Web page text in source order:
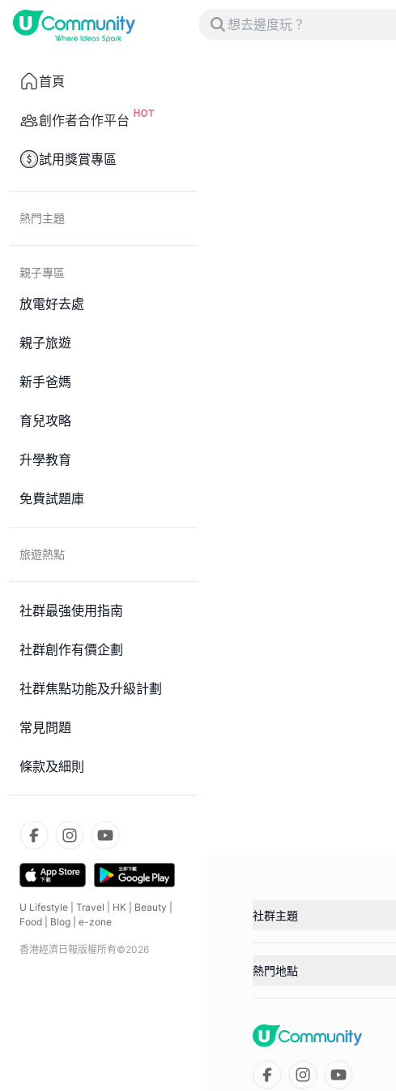
首頁
創作者合作平台
試用獎賞專區
熱門主題
親子專區
放電好去處
親子旅遊
新手爸媽
育兒攻略
升學教育
免費試題庫
旅遊熱點
社群最強使用指南
社群創作有價企劃
社群焦點功能及升級計劃
常見問題
條款及細則
U Lifestyle Travel HK Beauty
Food
Blog e-zone
香港經濟日報版權所有©2026
社群主題
熱門地點